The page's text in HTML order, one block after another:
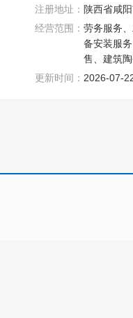
注册地址： 陕西省咸
经营范围： 劳务服务
备安装服
售、建筑
装饰装修
更新时间： 2026-07-